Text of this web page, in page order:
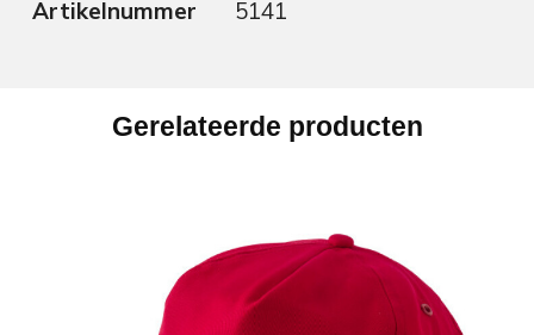
Artikelnummer 5141
Gerelateerde producten